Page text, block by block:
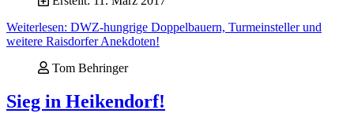
Weiterlesen: DWZ-hungrige Doppelbauern, Turmeinsteller und
weitere Raisdorfer Anekdoten!
Tom Behringer
Sieg in Heikendorf!